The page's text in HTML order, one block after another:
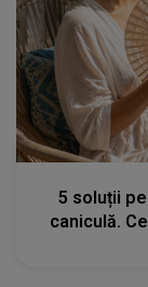
5 soluții
caniculă.